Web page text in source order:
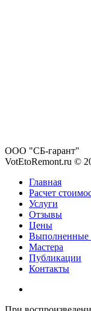
ООО "СБ-гарант"
VotEtoRemont.ru ©
Главная
Расчет
Услуги
Отзывы
Цены
Выполненные
Мастера
Публикации
Контакты